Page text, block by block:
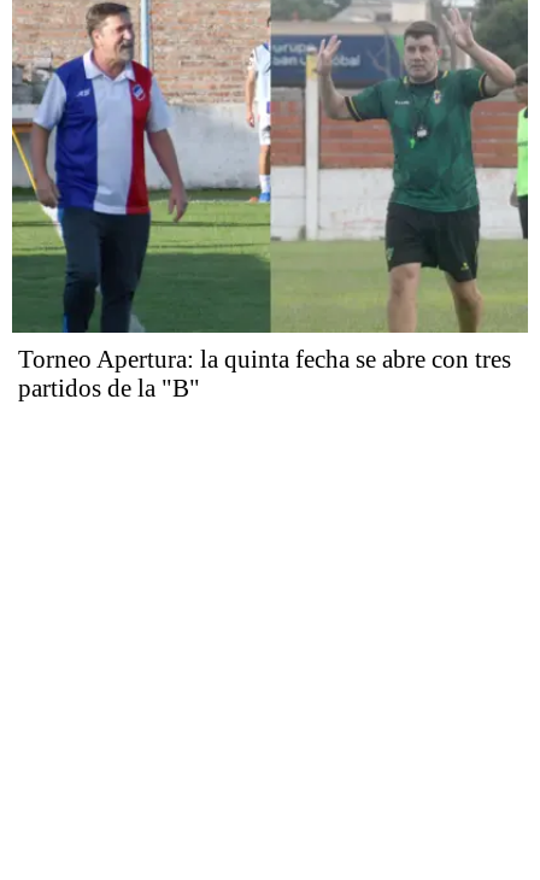
Torneo Apertura: la quinta fecha se abre con tres
partidos de la "B"